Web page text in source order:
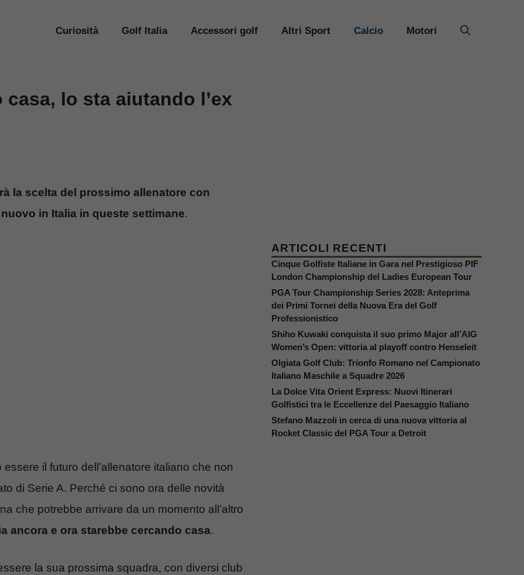
Curiosità Golf Italia Accessori golf Altri Sport Calcio Motori
lo sta aiutando l’ex
la scelta del prossimo allenatore con
in Italia in queste settimane.
il futuro dell’allenatore italiano che non
di Serie A. Perché ci sono ora delle novità
che potrebbe arrivare da un momento all’altro
ancora e ora starebbe cercando casa.
la sua prossima squadra, con diversi club
ARTICOLI RECENTI
Cinque Golfiste Italiane in Gara nel Prestigioso PIF
London Championship del Ladies European Tour
PGA Tour Championship Series 2028: Anteprima
dei Primi Tornei della Nuova Era del Golf
Professionistico
Shiho Kuwaki conquista il suo primo Major all’AIG
Women’s Open: vittoria al playoff contro Henseleit
Olgiata Golf Club: Trionfo Romano nel Campionato
Italiano Maschile a Squadre 2026
La Dolce Vita Orient Express: Nuovi Itinerari
Golfistici tra le Eccellenze del Paesaggio Italiano
Stefano Mazzoli in cerca di una nuova vittoria al
Rocket Classic del PGA Tour a Detroit